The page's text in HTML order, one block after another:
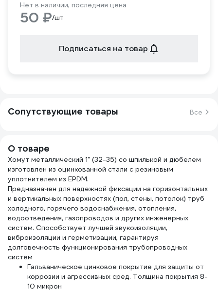
Нет в наличии, последняя цена
50 ₽/шт
Подписаться на товар
Сопутствующие товары Все
О товаре
Хомут металлический 1" (32-35) со шпилькой и дюбелем
изготовлен из оцинкованной стали с резиновым
уплотнителем из EPDM.
Предназначен для надежной фиксации на горизонтальных
и вертикальных поверхностях (пол, стены, потолок) труб
холодного, горячего водоснабжения, отопления,
водоотведения, газопроводов и других инженерных
систем. Способствует лучшей звукоизоляции,
виброизоляции и герметизации, гарантируя
долговечность функционирования трубопроводных
систем
Гальваническое цинковое покрытие для защиты от
коррозии и агрессивных сред. Толщина покрытия 8-
10 микрон